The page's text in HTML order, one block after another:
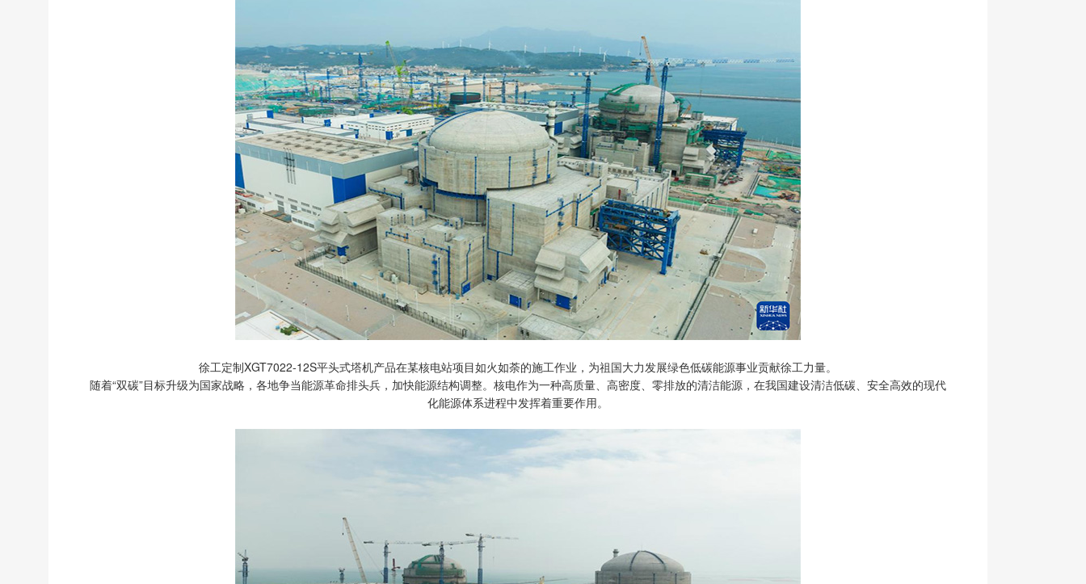
徐工定制XGT7022-12S平头式塔机产品在某核电站项目如火如荼的施工作业，为祖国大力发展绿色低碳能源事业贡献徐工力量。
随着“双碳”目标升级为国家战略，各地争当能源革命排头兵，加快能源结构调整。核电作为一种高质量、高密度、零排放的清洁能源，在我国建设清洁低碳、安全高效的现代
化能源体系进程中发挥着重要作用。